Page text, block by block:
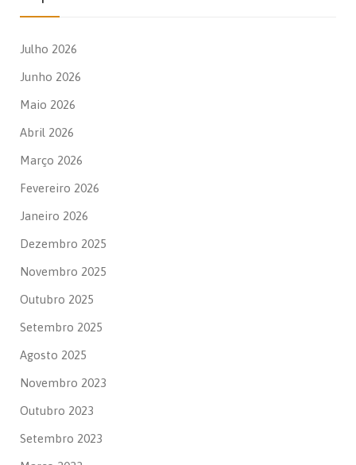
Julho 2026
Junho 2026
Maio 2026
Abril 2026
Março 2026
Fevereiro 2026
Janeiro 2026
Dezembro 2025
Novembro 2025
Outubro 2025
Setembro 2025
Agosto 2025
Novembro 2023
Outubro 2023
Setembro 2023